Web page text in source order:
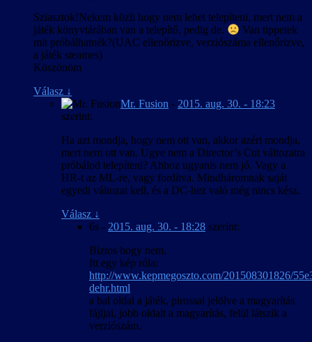
Sziasztok!Nekem közli hogy nem lehet telepíteni, mert nem a
játék könyvtárában van a telepítő, pedig de.
Van tippetek
mit próbálhatnék?(UAC ellenőrizve, verziószáma ellenőrizve,
a játék steames)
Köszönöm
Válasz ↓
Mr. Fusion - 2015. aug. 30. - 18:23
szerint:
Ha azt mondja, hogy nem ott van, akkor azért mondja,
mert nem ott van. Ugye nem a Director’s Cut változatra
próbálod telepíteni? Ahhoz ugyanis nem jó. Vagy a
HR-t az ML-re, vagy fordítva. Mindháromnak saját
egyedi változat kell, és a DC-hez való még nincs kész.
Válasz ↓
6s - 2015. aug. 30. - 18:28 szerint:
Biztos hogy nem.
Itt egy kép róla:
http://www.kepmegoszto.com/201508301826/
dehr.html
a bal oldal a játék, pirossal jelölve a magyarítás
fájljai, jobb oldalt a magyarítás, felül látszik a
verziószám.